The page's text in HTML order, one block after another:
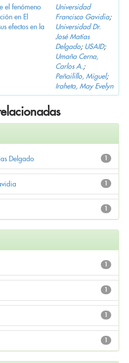
el fenómeno
en El
efectos en la
Universidad
Francisco Gavidia;
Universidad Dr.
José Matías
Delgado; USAID;
Umaña Cerna,
Carlos A.;
Peñailillo, Miguel;
Iraheta, May Evelyn
1
Delgado
1
1
1
1
1
1